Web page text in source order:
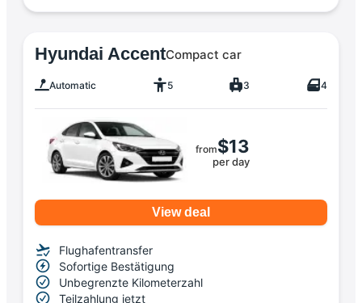
Hyundai AccentCompact car
Automatic 5 3 4
from$13
per day
View deal
Flughafentransfer
Sofortige Bestätigung
Unbegrenzte Kilometerzahl
Teilzahlung jetzt